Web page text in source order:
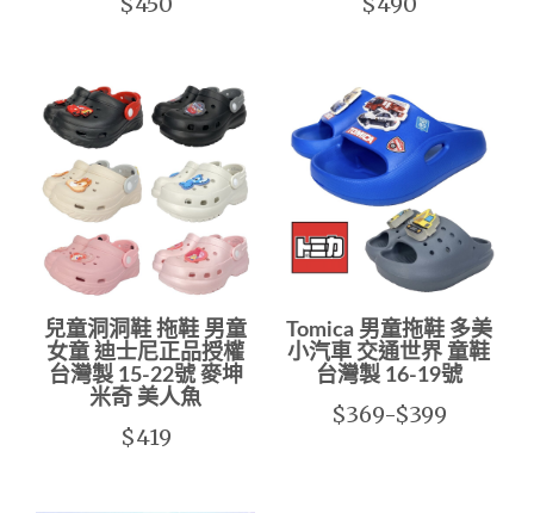
兒童洞洞鞋 拖鞋 男童
女童 迪士尼正品授權
台灣製 15-22號 麥坤
米奇 美人魚
$419
Tomica 男童拖鞋 多美
小汽車 交通世界 童鞋
台灣製 16-19號
$369-$399